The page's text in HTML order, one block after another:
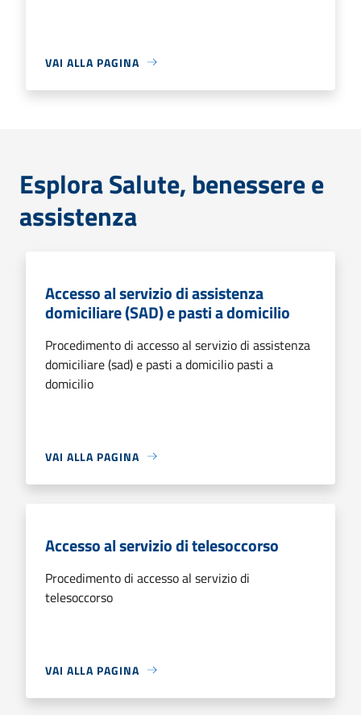
VAI ALLA PAGINA
Esplora Salute, benessere e
assistenza
Accesso al servizio di assistenza
domiciliare (SAD) e pasti a domicilio
Procedimento di accesso al servizio di assistenza
domiciliare (sad) e pasti a domicilio pasti a
domicilio
VAI ALLA PAGINA
Accesso al servizio di telesoccorso
Procedimento di accesso al servizio di
telesoccorso
VAI ALLA PAGINA